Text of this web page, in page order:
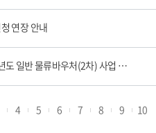
연장 안내
류바우처(2차) 사업 참여기업 모집 공고
4 5 6 7 8 9 10